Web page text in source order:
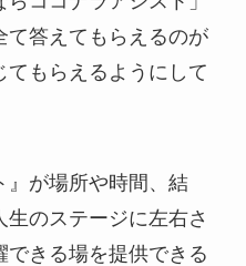
て答えてもらえるのが
てもらえるようにして
』が場所や時間、結
のステージに左右さ
きる場を提供できる